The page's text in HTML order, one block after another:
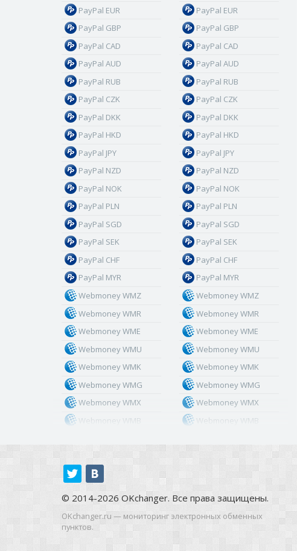
PayPal EUR
PayPal GBP
PayPal CAD
PayPal AUD
PayPal RUB
PayPal CZK
PayPal DKK
PayPal HKD
PayPal JPY
PayPal NZD
PayPal NOK
PayPal PLN
PayPal SGD
PayPal SEK
PayPal CHF
PayPal MYR
Webmoney WMZ
Webmoney WMR
Webmoney WME
Webmoney WMU
Webmoney WMK
Webmoney WMG
Webmoney WMX
Webmoney WMB
Skril INR
Skril PLN
Skril AUD
PayPal EUR
PayPal GBP
PayPal CAD
PayPal AUD
PayPal RUB
PayPal CZK
PayPal DKK
PayPal HKD
PayPal JPY
PayPal NZD
PayPal NOK
PayPal PLN
PayPal SGD
PayPal SEK
PayPal CHF
PayPal MYR
Webmoney WMZ
Webmoney WMR
Webmoney WME
Webmoney WMU
Webmoney WMK
Webmoney WMG
Webmoney WMX
Webmoney WMB
Skril GBP
© 2014-2026 OKchanger. Все права защищены.
OKchanger.ru — мониторинг электронных обменных
пунктов.